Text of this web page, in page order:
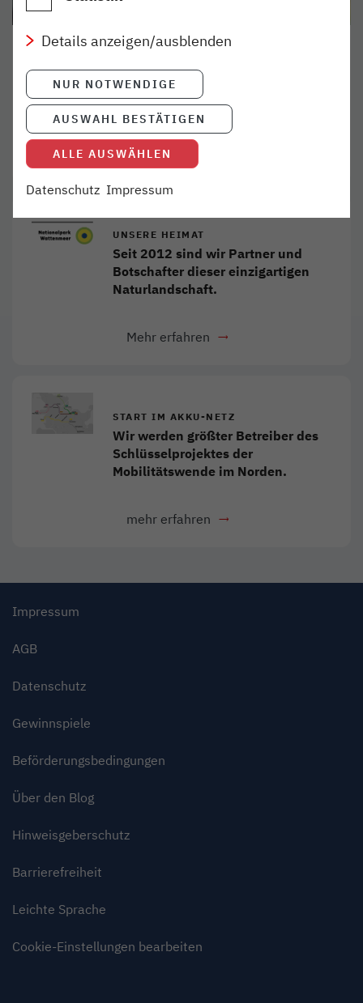
Nina Rogahn
Grüner Deich 15
20097 Hamburg
(040) 303 977-251
karriere@nordbahn.de
UNSERE HEIMAT
Seit 2012 sind wir Partner und
Botschafter dieser einzigartigen
Naturlandschaft.
Mehr erfahren Link öffnet in neuem
START IM AKKU-NETZ
Wir werden größter Betreiber des
Schlüsselprojektes der
Mobilitätswende im Norden.
mehr erfahren
Impressum
AGB
Datenschutz
Gewinnspiele
Beförderungsbedingungen
Über den Blog
Hinweisgeberschutz
Barrierefreiheit
Leichte Sprache
Cookie-Einstellungen bearbeiten
Details anzeigen/ausblenden
NUR NOTWENDIGE
AUSWAHL BESTÄTIGEN
ALLE AUSWÄHLEN
Datenschutz Impressum